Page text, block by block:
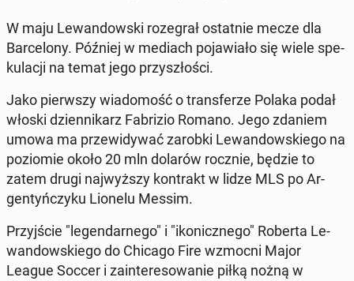
W maju Le­wan­dow­ski ro­ze­grał ostat­nie mecze dla
Bar­ce­lo­ny. Później w mediach po­ja­wia­ło się wiele spe­
ku­la­cji na temat jego przy­szło­ści.
Jako pierw­szy wia­do­mość o trans­fe­rze Polaka podał
włoski dzien­ni­karz Fa­bri­zio Romano. Jego zdaniem
umowa ma prze­wi­dy­wać zarobki Le­wan­dow­skie­go na
po­zio­mie około 20 mln dolarów rocznie, będzie to
zatem drugi naj­wyż­szy kon­trakt w lidze MLS po Ar­
gen­tyń­czy­ku Lionelu Messim.
Przyj­ście "le­gen­dar­ne­go" i "iko­nicz­ne­go" Roberta Le­
wan­dow­skie­go do Chicago Fire wzmocni Major
League Soccer i za­in­te­re­so­wa­nie piłką nożną w